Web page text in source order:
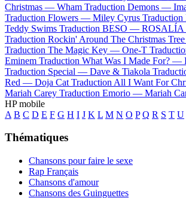
Christmas — Wham Traduction Demons —
Traduction Flowers — Miley Cyrus
Teddy Swims Traduction BESO — ROSALÍA
Traduction Rockin' Around The Christmas
Traduction The Magic Key — One-T
Eminem Traduction What Was I Made For? —
Traduction Special — Dave & Tiakola
Red — Doja Cat Traduction All I Want For
Mariah Carey Traduction Emorio — Mariah
HP mobile
A B C D E F G H I J K L M N O P Q R S T U
Thématiques
Chansons pour faire le sexe
Rap Français
Chansons d'amour
Chansons des Guinguettes